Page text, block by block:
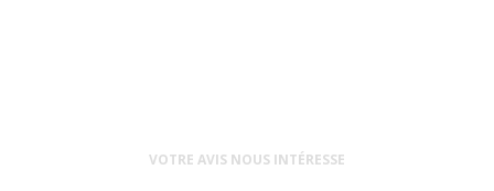
VOTRE AVIS NOUS INTÉRESSE